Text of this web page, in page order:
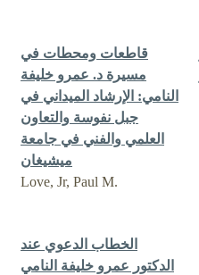
قاطعات ومحطات في
مسيرة د. عمرو خليفة
النامي: الإرشاد الميداني في
جبل نفوسة والتعاون
العلمي والفني في جامعة
ميشيغان
Love, Jr, Paul M.
الخطاب الدعوي عند
الدكتور عمرو خليفة النامي